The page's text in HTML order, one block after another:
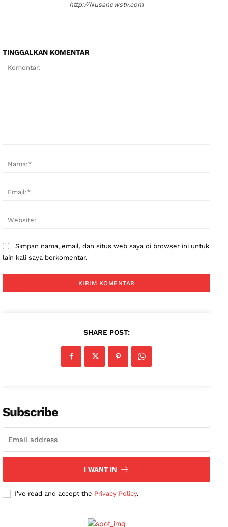
http://Nusanewstv.com
TINGGALKAN KOMENTAR
Simpan nama, email, dan situs web saya di browser ini untuk
lain kali saya berkomentar.
SHARE POST:
Subscribe
I WANT IN
I've read and accept the Privacy Policy.